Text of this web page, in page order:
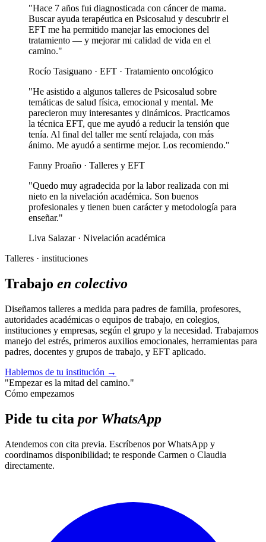
"Hace 7 años fui diagnosticada con cáncer de mama.
Buscar ayuda terapéutica en Psicosalud y descubrir el
EFT me ha permitido manejar las emociones del
tratamiento — y mejorar mi calidad de vida en el
camino."
Rocío Tasiguano · EFT · Tratamiento oncológico
"He asistido a algunos talleres de Psicosalud sobre
temáticas de salud física, emocional y mental. Me
parecieron muy interesantes y dinámicos. Practicamos
la técnica EFT, que me ayudó a reducir la tensión que
tenía. Al final del taller me sentí relajada, con más
ánimo. Me ayudó a sentirme mejor. Los recomiendo."
Fanny Proaño · Talleres y EFT
"Quedo muy agradecida por la labor realizada con mi
nieto en la nivelación académica. Son buenos
profesionales y tienen buen carácter y metodología para
enseñar."
Liva Salazar · Nivelación académica
Talleres · instituciones
Trabajo en colectivo
Diseñamos talleres a medida para padres de familia, profesores,
autoridades académicas o equipos de trabajo, en colegios,
instituciones y empresas, según el grupo y la necesidad. Trabajamos
manejo del estrés, primeros auxilios emocionales, herramientas para
padres, docentes y grupos de trabajo, y EFT aplicado.
Hablemos de tu institución →
"Empezar es la mitad del camino."
Cómo empezamos
Pide tu cita por WhatsApp
Atendemos con cita previa. Escríbenos por WhatsApp y
coordinamos disponibilidad; te responde Carmen o Claudia
directamente.